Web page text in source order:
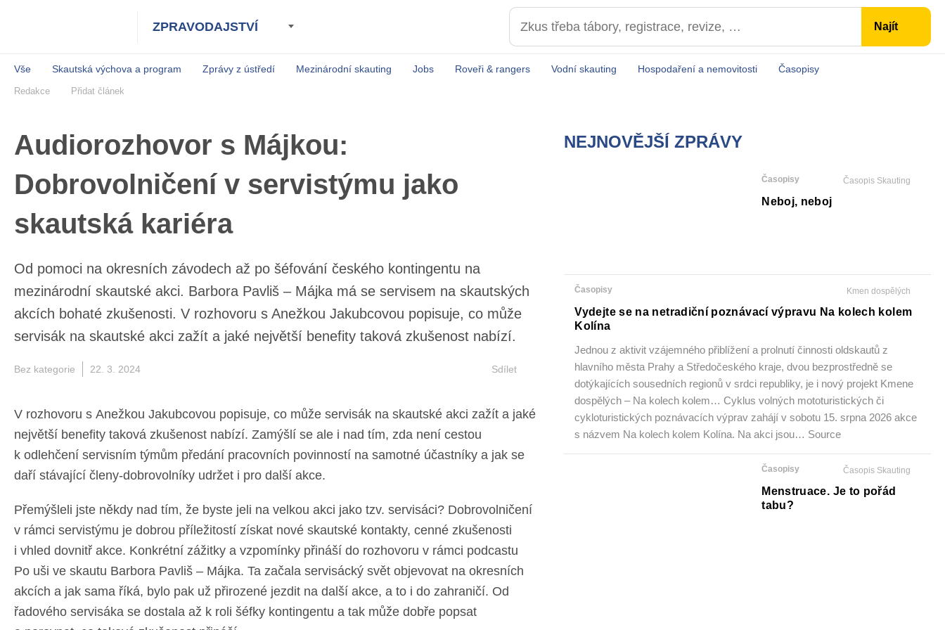
ZPRAVODAJSTVÍ
Vše Skautská výchova a program Zprávy z ústředí Mezinárodní skauting Jobs Roveři & rangers Vodní skauting Hospodaření a nemovitosti Časopisy
Redakce Přidat článek
Audiorozhovor s Májkou:
Dobrovolničení v servistýmu jako
skautská kariéra
Od pomoci na okresních závodech až po šéfování českého kontingentu na
mezinárodní skautské akci. Barbora Pavliš – Májka má se servisem na
skautských akcích bohaté zkušenosti. V rozhovoru s Anežkou Jakubcovou
popisuje, co může servisák na skautské akci zažít a jaké největší benefity
taková zkušenost nabízí.
NEJNOVĚJŠÍ ZPRÁVY
Časopisy Časopis Skauting
Neboj, neboj
Časopisy Kmen dospělých
Vydejte se na netradiční poznávací výpravu Na kolech kolem
Kolína
Jednou z aktivit vzájemného přiblížení a prolnutí činnosti oldskautů z
hlavního města Prahy a Středočeského kraje, dvou bezprostředně se
dotýkajících sousedních regionů v srdci republiky, je i nový projekt
Kmene dospělých – Na kolech kolem… Cyklus volných mototuristických
či cykloturistických poznávacích výprav zahájí v sobotu 15. srpna
2026 akce s názvem Na kolech kolem Kolína. Na akci jsou… Source
Časopisy Časopis Skauting
Menstruace. Je to pořád
tabu?